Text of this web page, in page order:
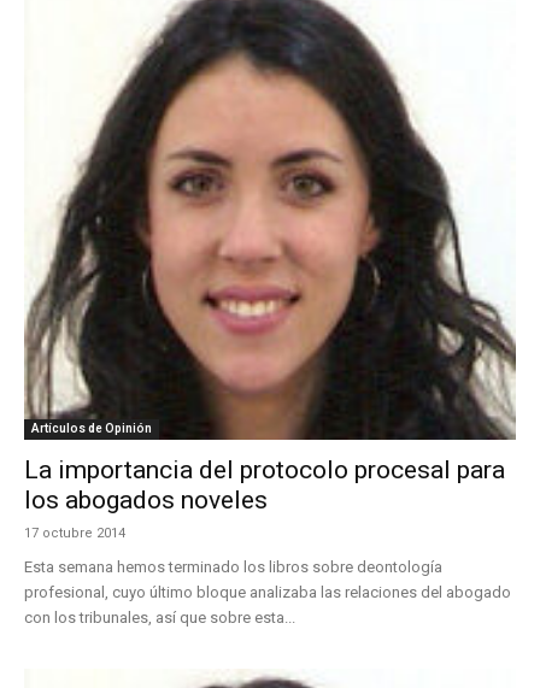
Artículos de Opinión
La importancia del protocolo procesal para
los abogados noveles
17 octubre 2014
Esta semana hemos terminado los libros sobre deontología
profesional, cuyo último bloque analizaba las relaciones del abogado
con los tribunales, así que sobre esta...